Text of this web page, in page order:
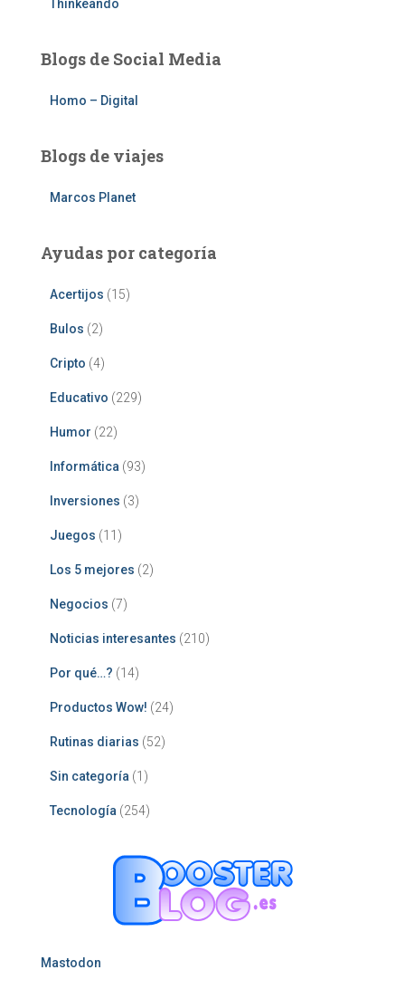
Thinkeando
Blogs de Social Media
Homo – Digital
Blogs de viajes
Marcos Planet
Ayudas por categoría
Acertijos (15)
Bulos (2)
Cripto (4)
Educativo (229)
Humor (22)
Informática (93)
Inversiones (3)
Juegos (11)
Los 5 mejores (2)
Negocios (7)
Noticias interesantes (210)
Por qué…? (14)
Productos Wow! (24)
Rutinas diarias (52)
Sin categoría (1)
Tecnología (254)
Mastodon